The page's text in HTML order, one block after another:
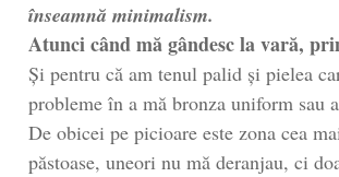
înseamnă minimalism.
Atunci când mă gândesc la vară,
Și pentru că am tenul palid și pielea
probleme în a mă bronza uniform sau
De obicei pe picioare este zona cea
păstoase, uneori nu mă deranjau, ci